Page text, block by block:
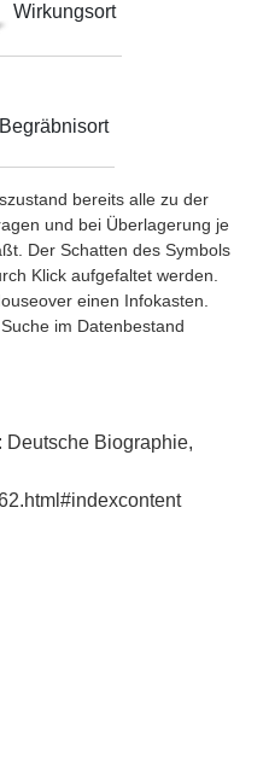
Wirkungsort
Begräbnisort
bereits alle zu der
und bei Überlagerung je
Der Schatten des Symbols
Klick aufgefaltet werden.
einen Infokasten.
im Datenbestand
Deutsche Biographie,